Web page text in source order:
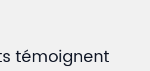
témoignent